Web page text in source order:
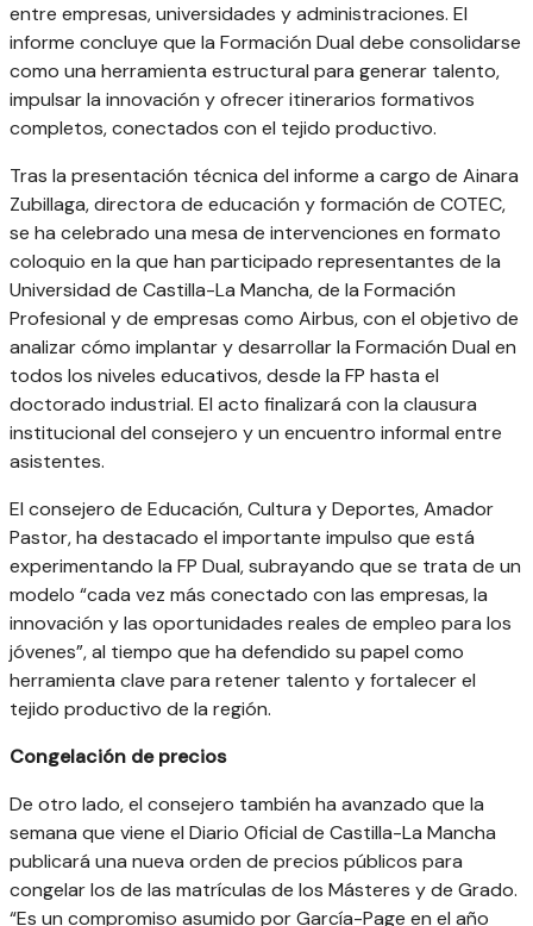
entre empresas, universidades y administraciones. El
informe concluye que la Formación Dual debe consolidarse
como una herramienta estructural para generar talento,
impulsar la innovación y ofrecer itinerarios formativos
completos, conectados con el tejido productivo.
Tras la presentación técnica del informe a cargo de Ainara
Zubillaga, directora de educación y formación de COTEC,
se ha celebrado una mesa de intervenciones en formato
coloquio en la que han participado representantes de la
Universidad de Castilla-La Mancha, de la Formación
Profesional y de empresas como Airbus, con el objetivo de
analizar cómo implantar y desarrollar la Formación Dual en
todos los niveles educativos, desde la FP hasta el
doctorado industrial. El acto finalizará con la clausura
institucional del consejero y un encuentro informal entre
asistentes.
El consejero de Educación, Cultura y Deportes, Amador
Pastor, ha destacado el importante impulso que está
experimentando la FP Dual, subrayando que se trata de un
modelo “cada vez más conectado con las empresas, la
innovación y las oportunidades reales de empleo para los
jóvenes”, al tiempo que ha defendido su papel como
herramienta clave para retener talento y fortalecer el
tejido productivo de la región.
Congelación de precios
De otro lado, el consejero también ha avanzado que la
semana que viene el Diario Oficial de Castilla-La Mancha
publicará una nueva orden de precios públicos para
congelar los de las matrículas de los Másteres y de Grado.
“Es un compromiso asumido por García-Page en el año